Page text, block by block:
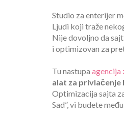
Studio za enterijer
Ljudi koji traže
Nije dovoljno da
i optimizovan za
Tu nastupa agencija
alat za privlačenje
Optimizacija sajta
Sad”, vi budete